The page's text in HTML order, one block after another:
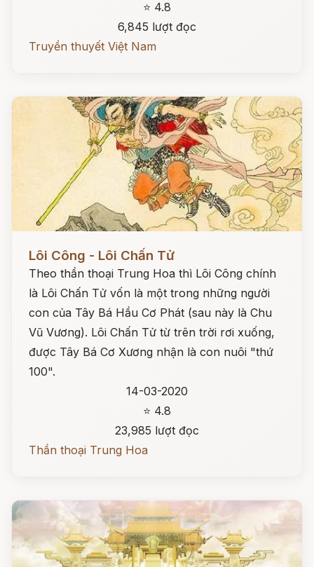
⭐ 4.8
6,845 lượt đọc
Truyền thuyết Việt Nam
Lôi Công - Lôi Chấn Tử
Theo thần thoại Trung Hoa thì Lôi Công chính
là Lôi Chấn Tử vốn là một trong những người
con của Tây Bá Hầu Cơ Phát (sau này là Chu
Vũ Vương). Lôi Chấn Tử từ trên trời rơi xuống,
được Tây Bá Cơ Xương nhận là con nuôi "thứ
100".
14-03-2020
⭐ 4.8
23,985 lượt đọc
Thần thoại Trung Hoa